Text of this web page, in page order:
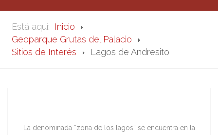
Está aquí: Inicio
Geoparque Grutas del Palacio
Sitios de Interés
Lagos de Andresito
La denominada “zona de los lagos” se encuentra en la